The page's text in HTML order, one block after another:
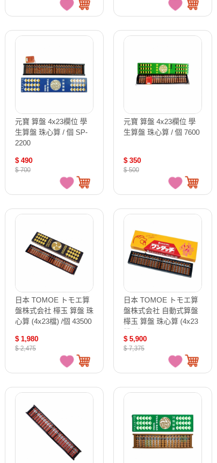
元寶 算盤 4x23欄位 學
生算盤 珠心算 / 個 SP-
2200
$ 490
$ 700
元寶 算盤 4x23欄位 學
生算盤 珠心算 / 個 7600
$ 350
$ 500
日本 TOMOE トモエ算
盤株式会社 樺玉 算盤 珠
心算 (4x23檔) /個 43500
$ 1,980
$ 2,475
日本 TOMOE トモエ算
盤株式会社 自動式算盤
樺玉 算盤 珠心算 (4x23
$ 5,900
$ 7,375